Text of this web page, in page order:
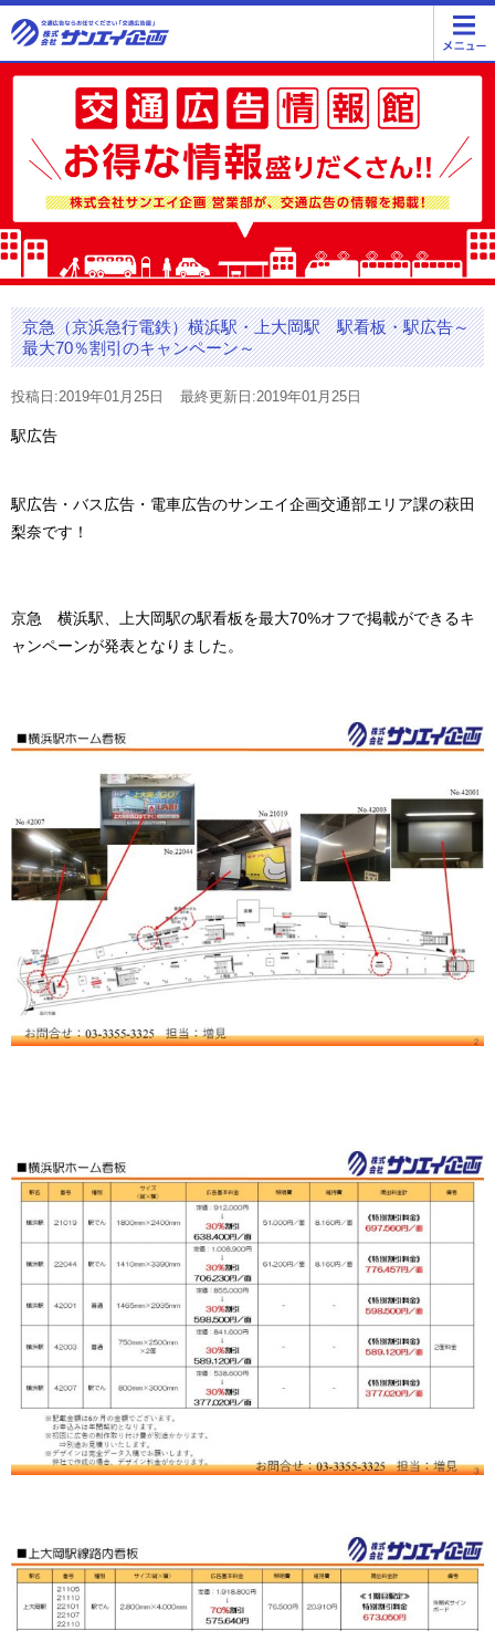
京急（京浜急行電鉄）横浜駅・上大岡駅 駅看板・駅広告～
最大70％割引のキャンペーン～
投稿日:2019年01月25日 最終更新日:2019年01月25日
駅広告
駅広告・バス広告・電車広告のサンエイ企画交通部エリア課の萩田
梨奈です！
京急 横浜駅、上大岡駅の駅看板を最大70%オフで掲載ができるキ
ャンペーンが発表となりました。